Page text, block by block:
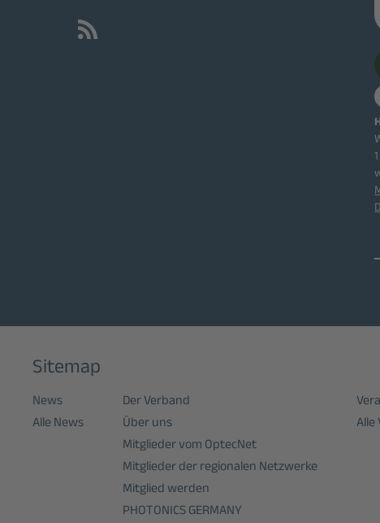
Sitemap
News
Alle News
Der Verband
Über uns
Mitglieder vom OptecNet
Mitglieder der regionalen Netzwerke
Mitglied werden
PHOTONICS GERMANY